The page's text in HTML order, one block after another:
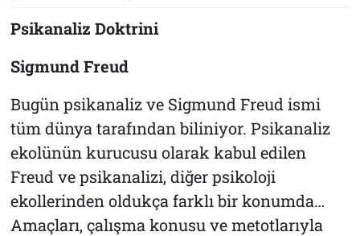
Psikanaliz Doktrini
Sigmund Freud
Bugün psikanaliz ve Sigmund Freud ismi
tüm dünya tarafından biliniyor. Psikanaliz
ekolünün kurucusu olarak kabul edilen
Freud ve psikanalizi, diğer psikoloji
ekollerinden oldukça farklı bir konumda…
Amaçları, çalışma konusu ve metotlarıyla